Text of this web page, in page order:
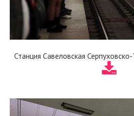
Станция Савеловская